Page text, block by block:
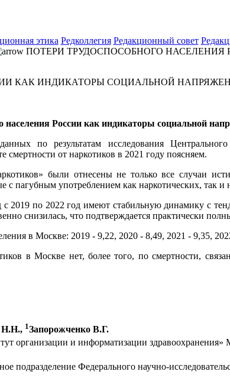
этика Редколлегия Редакционный совет
ПОТЕРИ ТРУДОСПОСОБНОГО
КАК ИНДИКАТОРЫ СОЦИАЛЬНОЙ
России как индикаторы социальной
по результатам исследования Центрального
от наркотиков в 2021 году поясняем.
были отнесены не только все случаи
с пагубным употреблением как наркотических, так
2019 по 2022 год имеют стабильную динамику с
снизилась, что подтверждается практически
в Москве: 2019 - 9,22, 2020 - 8,49, 2021 - 9,35,
в Москве нет, более того, по смертности,
Н.Н., 1Запорожченко В.Г.
организации и информатизации здравоохранения»
подразделение Федерального научно-